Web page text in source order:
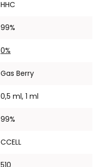
HHC
99%
0%
Gas Berry
0,5 ml, 1 ml
99%
CCELL